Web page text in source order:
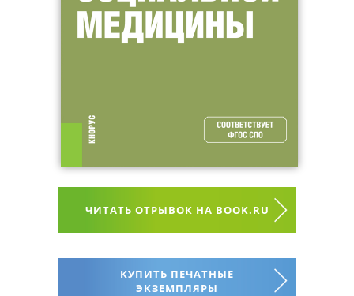
ЧИТАТЬ ОТРЫВОК НА BOOK.RU
КУПИТЬ ПЕЧАТНЫЕ
ЭКЗЕМПЛЯРЫ